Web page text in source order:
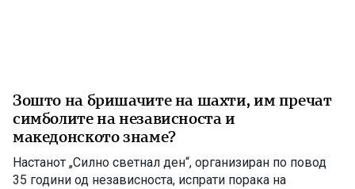
Зошто на бришачите на шахти, им пречат
симболите на независноста и
македонското знаме?
Настанот „Силно светнал ден“, организиран по повод
35 години од независноста, испрати порака на